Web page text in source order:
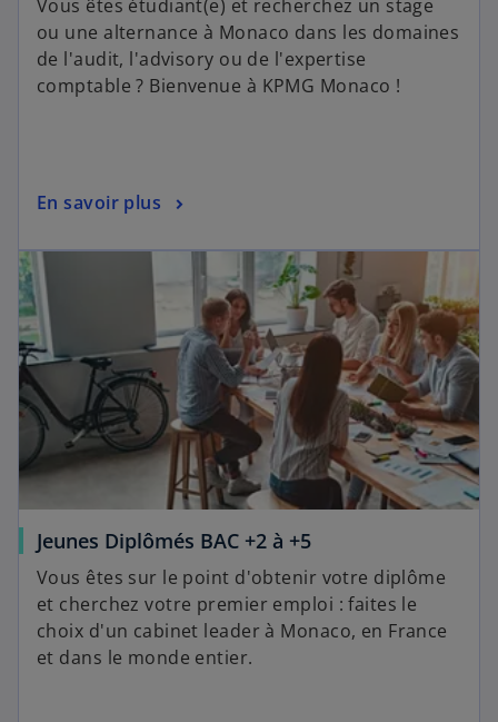
Vous êtes étudiant(e) et recherchez un stage
ou une alternance à Monaco dans les domaines
de l'audit, l'advisory ou de l'expertise
comptable ? Bienvenue à KPMG Monaco !
En savoir plus
Jeunes Diplômés BAC +2 à +5
Vous êtes sur le point d'obtenir votre diplôme
et cherchez votre premier emploi : faites le
choix d'un cabinet leader à Monaco, en France
et dans le monde entier.